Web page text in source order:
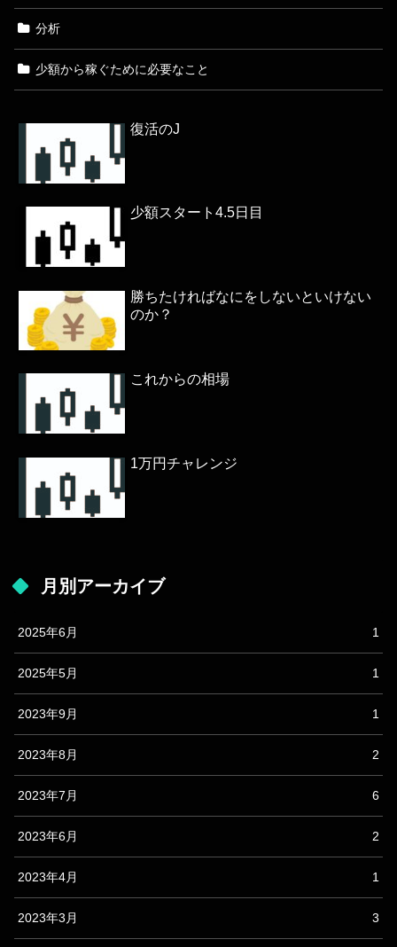
分析
少額から稼ぐために必要なこと
復活のJ
少額スタート4.5日目
勝ちたければなにをしないといけない
のか？
これからの相場
1万円チャレンジ
月別アーカイブ
2025年6月 1
2025年5月 1
2023年9月 1
2023年8月 2
2023年7月 6
2023年6月 2
2023年4月 1
2023年3月 3